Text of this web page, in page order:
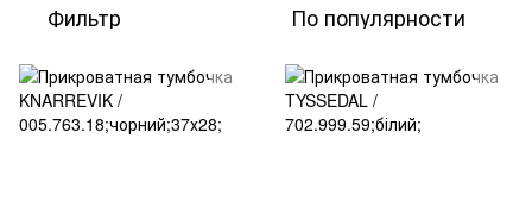
Фильтр По популярности